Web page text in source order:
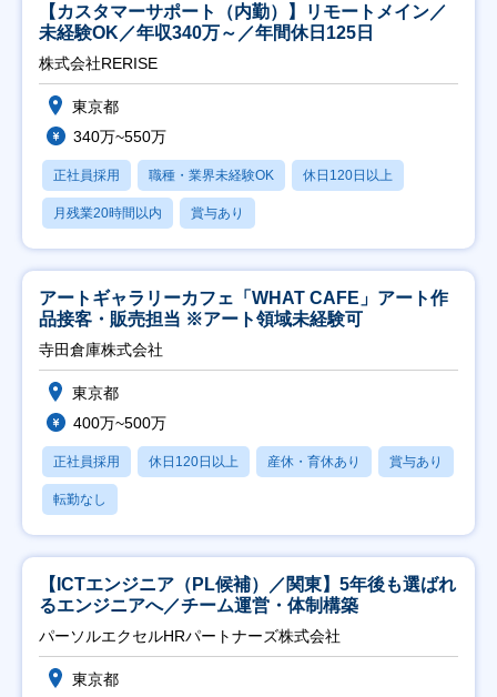
【カスタマーサポート（内勤）】リモートメイン／
未経験OK／年収340万～／年間休日125日
株式会社RERISE
東京都
340万~550万
正社員採用 職種・業界未経験OK 休日120日以上
月残業20時間以内 賞与あり
アートギャラリーカフェ「WHAT CAFE」アート作
品接客・販売担当 ※アート領域未経験可
寺田倉庫株式会社
東京都
400万~500万
正社員採用 休日120日以上 産休・育休あり 賞与あり
転勤なし
【ICTエンジニア（PL候補）／関東】5年後も選ばれ
るエンジニアへ／チーム運営・体制構築
パーソルエクセルHRパートナーズ株式会社
東京都